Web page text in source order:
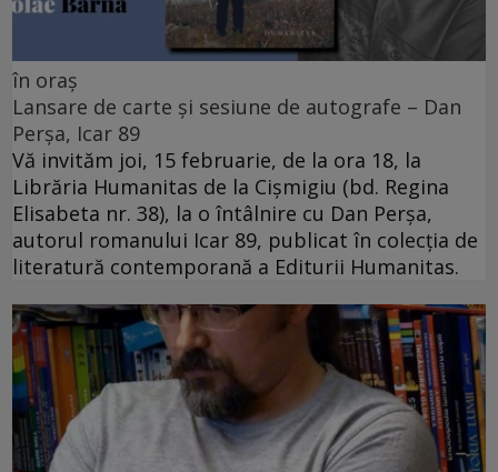
în oraș
Lansare de carte și sesiune de autografe – Dan
Perșa, Icar 89
Vă invităm joi, 15 februarie, de la ora 18, la
Librăria Humanitas de la Cişmigiu (bd. Regina
Elisabeta nr. 38), la o întâlnire cu Dan Perșa,
autorul romanului Icar 89, publicat în colecția de
literatură contemporană a Editurii Humanitas.